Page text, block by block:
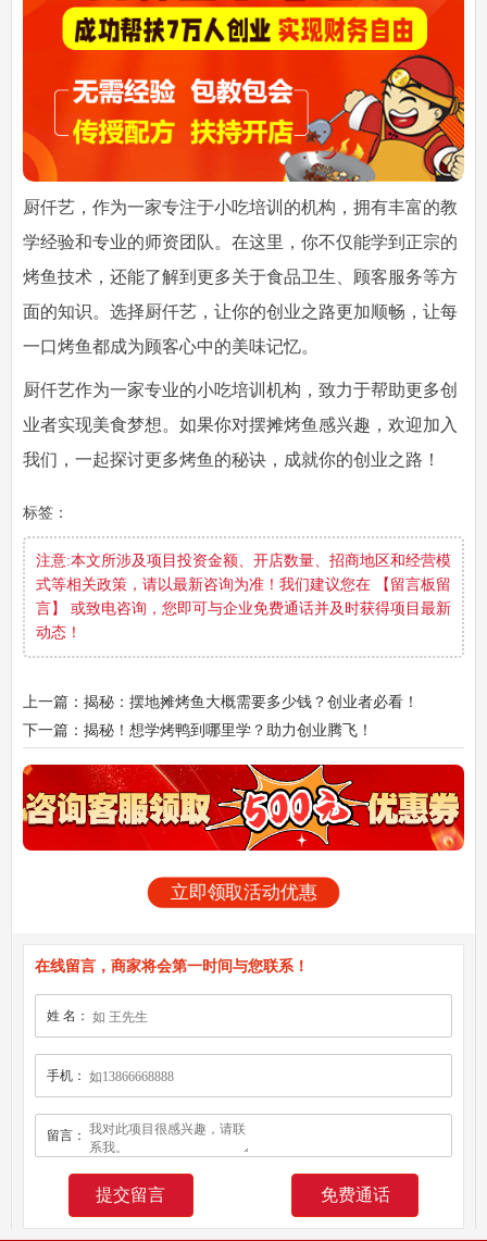
厨仟艺，作为一家专注于小吃培训的机构，拥有丰富的教
学经验和专业的师资团队。在这里，你不仅能学到正宗的
烤鱼技术，还能了解到更多关于食品卫生、顾客服务等方
面的知识。选择厨仟艺，让你的创业之路更加顺畅，让每
一口烤鱼都成为顾客心中的美味记忆。
厨仟艺作为一家专业的小吃培训机构，致力于帮助更多创
业者实现美食梦想。如果你对摆摊烤鱼感兴趣，欢迎加入
我们，一起探讨更多烤鱼的秘诀，成就你的创业之路！
标签：
注意:本文所涉及项目投资金额、开店数量、招商地区和经营模
式等相关政策，请以最新咨询为准！我们建议您在 【留言板留
言】 或致电咨询，您即可与企业免费通话并及时获得项目最新
动态！
上一篇：揭秘：摆地摊烤鱼大概需要多少钱？创业者必看！
下一篇：揭秘！想学烤鸭到哪里学？助力创业腾飞！
立即领取活动优惠
在线留言，商家将会第一时间与您联系！
姓 名：
手机：
留言：
免费通话